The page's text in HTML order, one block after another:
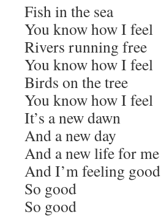
Fish in the sea
You know how I feel
Rivers running free
You know how I feel
Birds on the tree
You know how I feel
It’s a new dawn
And a new day
And a new life for me
And I’m feeling good
So good
So good